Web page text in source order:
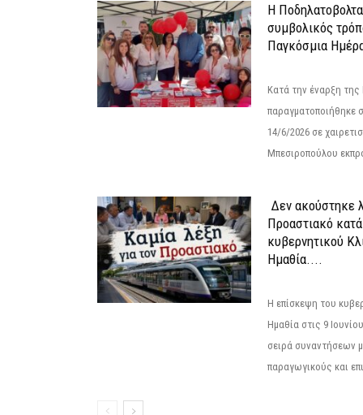
Η Ποδηλατοβολτα
συμβολικός
Παγκόσμια
Κατά την έναρξη
παραγματοποιήθηκε
14/6/2026 σε
Μπεσιροπούλου
Δεν ακούστηκε
Προαστιακό
κυβερνητικού
Ημαθία....
Η επίσκεψη του
Ημαθία στις 9
σειρά συναντήσεων
παραγωγικούς και